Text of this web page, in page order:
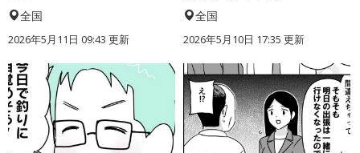
全国
2026年5月11日 09:43 更新
全国
2026年5月10日 17:35 更新